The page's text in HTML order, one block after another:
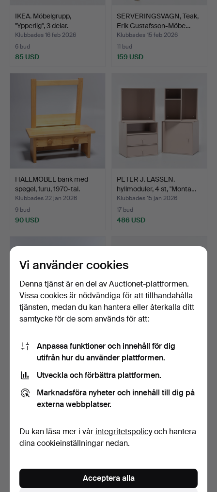
IKEA. Möbelgrupp,
"Ypperlig", 3 delar.
Klubbades 16 feb 2026
6 bud
85 USD
SERVERINGSVAGN, Teak,
Erik Gustafsson-Möbe…
Klubbades 15 feb 2026
11 bud
159 USD
HALLMÖBEL bänk med
spegel, furu, 1970-tal.
Klubbades 22 jan 2026
9 bud
90 USD
PETER J. LASSEN.
hyllmoduler, 4 st, "Monta…
Klubbades 15 jan 2026
17 bud
486 USD
LACKDÖRRAR /
DEKORPANELER, ett par,
Japan,…
Klubbades 15 jan 2026
1 bud
Snurrpall, Trä/Metall, 1900-
Klubbades 15 jan 2026
3 bud
Vi använder cookies
Denna tjänst är en del av Auctionet-plattformen.
Vissa cookies är nödvändiga för att tillhandahålla
tjänsten, medan du kan hantera eller återkalla ditt
samtycke för de som används för att:
Anpassa funktioner och innehåll för dig
utifrån hur du använder plattformen.
Utveckla och förbättra plattformen.
Marknadsföra nyheter och innehåll till dig på
externa webbplatser.
Du kan läsa mer i vår integritetspolicyoch hantera
dina cookieinställningar nedan.
Acceptera alla